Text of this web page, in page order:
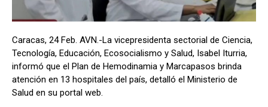
Caracas, 24 Feb. AVN.-La vicepresidenta sectorial de Ciencia,
Tecnología, Educación, Ecosocialismo y Salud, Isabel Iturria,
informó que el Plan de Hemodinamia y Marcapasos brinda
atención en 13 hospitales del país, detalló el Ministerio de
Salud en su portal web.